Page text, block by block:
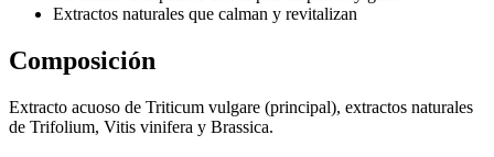
Extractos naturales que calman y revitalizan
Composición
Extracto acuoso de Triticum vulgare (principal), extractos naturales
de Trifolium, Vitis vinifera y Brassica.